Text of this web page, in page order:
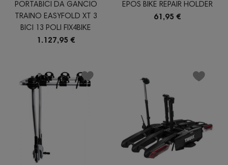
PORTABICI DA GANCIO
TRAINO EASYFOLD XT 3
BICI 13 POLI FIX4BIKE
1.127,95 €
EPOS BIKE REPAIR HOLDER
61,95 €